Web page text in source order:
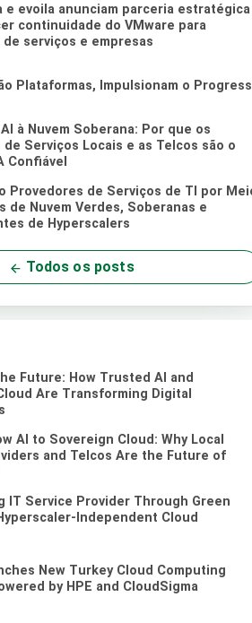
e evoila anunciam parceria estratégica
continuidade do VMware para
serviços e empresas
Plataformas, Impulsionam o
à Nuvem Soberana: Por que os
de Serviços Locais e as Telcos são o
Confiável
Provedores de Serviços de TI por
de Nuvem Verdes, Soberanas e
de Hyperscalers
Todos os posts
Future: How Trusted AI and
Are Transforming Digital
AI to Sovereign Cloud: Why Local
and Telcos Are the Future of
IT Service Provider Through Green
Independent Cloud
New Turkey Cloud Computing
by HPE and CloudSigma